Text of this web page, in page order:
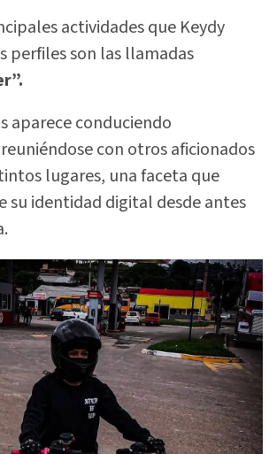
actividades que Keydy
perfiles son las llamadas
aparece conduciendo
con otros aficionados
lugares, una faceta que
su identidad digital desde antes